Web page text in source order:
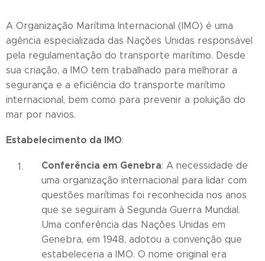
A Organização Marítima Internacional (IMO) é uma
agência especializada das Nações Unidas responsável
pela regulamentação do transporte marítimo. Desde
sua criação, a IMO tem trabalhado para melhorar a
segurança e a eficiência do transporte marítimo
internacional, bem como para prevenir a poluição do
mar por navios.
Estabelecimento da IMO:
Conferência em Genebra: A necessidade de
uma organização internacional para lidar com
questões marítimas foi reconhecida nos anos
que se seguiram à Segunda Guerra Mundial.
Uma conferência das Nações Unidas em
Genebra, em 1948, adotou a convenção que
estabeleceria a IMO. O nome original era